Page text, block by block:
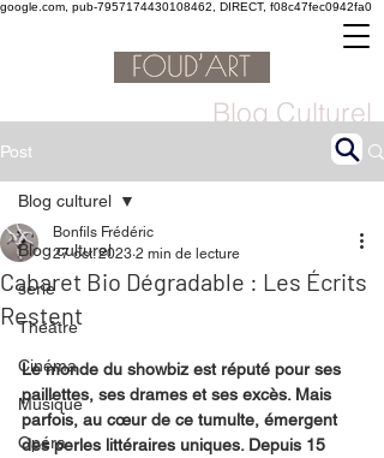
google.com, pub-7957174430108462, DIRECT, f08c47fec0942fa0
Blog Culturel
Post
Blog culturel
serie
Théâtre
Cinéma
Musique
Opéra
Blog culturel
Cabaret Bio Dégradable : Les Écrits
Restent
Bonfils Frédéric
27 oct. 2023 2 min de lecture
Le monde du showbiz est réputé pour ses
paillettes, ses drames et ses excès. Mais
parfois, au cœur de ce tumulte, émergent
des perles littéraires uniques. Depuis 15